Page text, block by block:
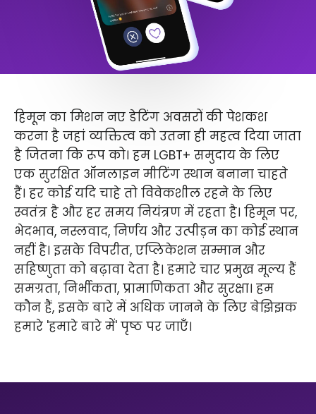
हिमून का मिशन नए डेटिंग अवसरों की पेशकश
करना है जहां व्यक्तित्व को उतना ही महत्व दिया जाता
है जितना कि रूप को। हम LGBT+ समुदाय के लिए
एक सुरक्षित ऑनलाइन मीटिंग स्थान बनाना चाहते
हैं। हर कोई यदि चाहे तो विवेकशील रहने के लिए
स्वतंत्र है और हर समय नियंत्रण में रहता है। हिमून पर,
भेदभाव, नस्लवाद, निर्णय और उत्पीड़न का कोई स्थान
नहीं है। इसके विपरीत, एप्लिकेशन सम्मान और
सहिष्णुता को बढ़ावा देता है। हमारे चार प्रमुख मूल्य हैं
समग्रता, निर्भीकता, प्रामाणिकता और सुरक्षा। हम
कौन हैं, इसके बारे में अधिक जानने के लिए बेझिझक
हमारे 'हमारे बारे में' पृष्ठ पर जाएँ।